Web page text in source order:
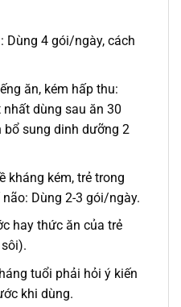
Dùng 4 gói/ngày, cách
ăn, kém hấp thu:
dùng sau ăn 30
sung dinh dưỡng 2
kháng kém, trẻ trong
Dùng 2-3 gói/ngày.
hay thức ăn của trẻ
tuổi phải hỏi ý kiến
khi dùng.